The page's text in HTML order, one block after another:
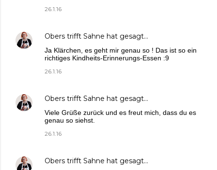
26.1.16
Obers trifft Sahne hat gesagt…
Ja Klärchen, es geht mir genau so ! Das ist so ein
richtiges Kindheits-Erinnerungs-Essen :9
26.1.16
Obers trifft Sahne hat gesagt…
Viele Grüße zurück und es freut mich, dass du es
genau so siehst.
26.1.16
Obers trifft Sahne hat gesagt…